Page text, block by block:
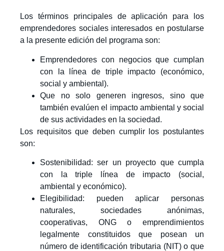
Los términos principales de aplicación para los
emprendedores sociales interesados en postularse
a la presente edición del programa son:
Emprendedores con negocios que cumplan
con la línea de triple impacto (económico,
social y ambiental).
Que no solo generen ingresos, sino que
también evalúen el impacto ambiental y social
de sus actividades en la sociedad.
Los requisitos que deben cumplir los postulantes
son:
Sostenibilidad: ser un proyecto que cumpla
con la triple línea de impacto (social,
ambiental y económico).
Elegibilidad: pueden aplicar personas
naturales, sociedades anónimas,
cooperativas, ONG o emprendimientos
legalmente constituidos que posean un
número de identificación tributaria (NIT) o que